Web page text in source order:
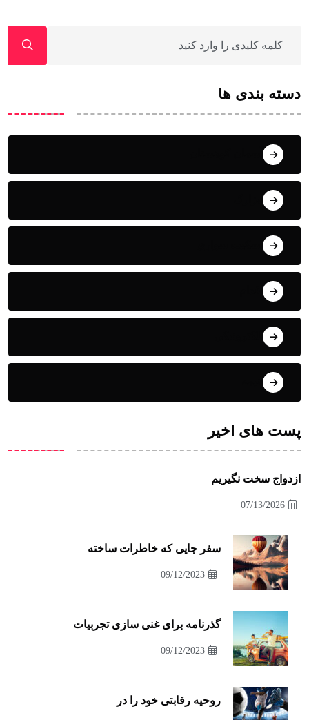
دسته بندی ها
پست های اخیر
ازدواج سخت نگیریم
07/13/2026
سفر جایی که خاطرات ساخته
09/12/2023
گذرنامه برای غنی سازی تجربیات
09/12/2023
روحیه رقابتی خود را در